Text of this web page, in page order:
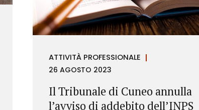
ATTIVITÀ PROFESSIONALE
26 AGOSTO 2023
Il Tribunale di Cuneo annulla
l’avviso di addebito dell’INPS